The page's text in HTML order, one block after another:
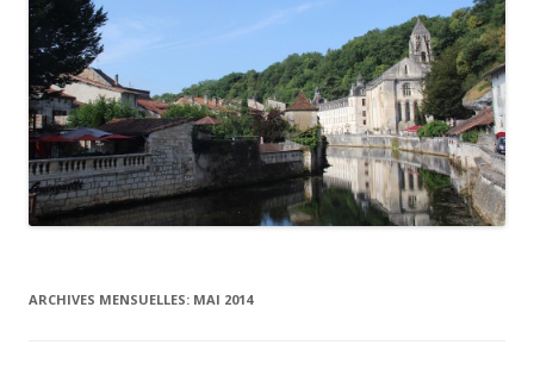
ARCHIVES MENSUELLES: MAI 2014